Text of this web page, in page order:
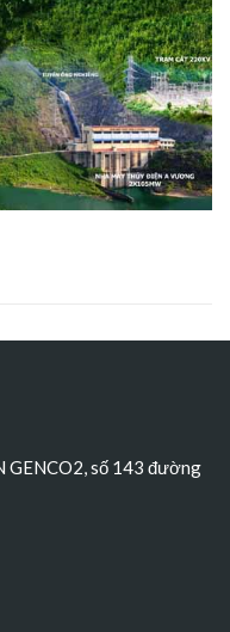
GENCO2, số 143 đường